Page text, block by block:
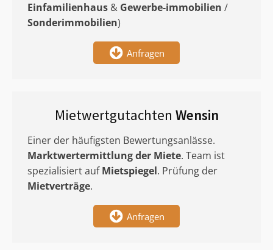
Einfamilienhaus & Gewerbe-immobilien /
Sonderimmobilien)
Anfragen
Mietwertgutachten Wensin
Einer der häufigsten Bewertungsanlässe.
Marktwertermittlungder Miete. Team ist
spezialisiert aufMietspiegel. Prüfung der
Mietverträge.
Anfragen